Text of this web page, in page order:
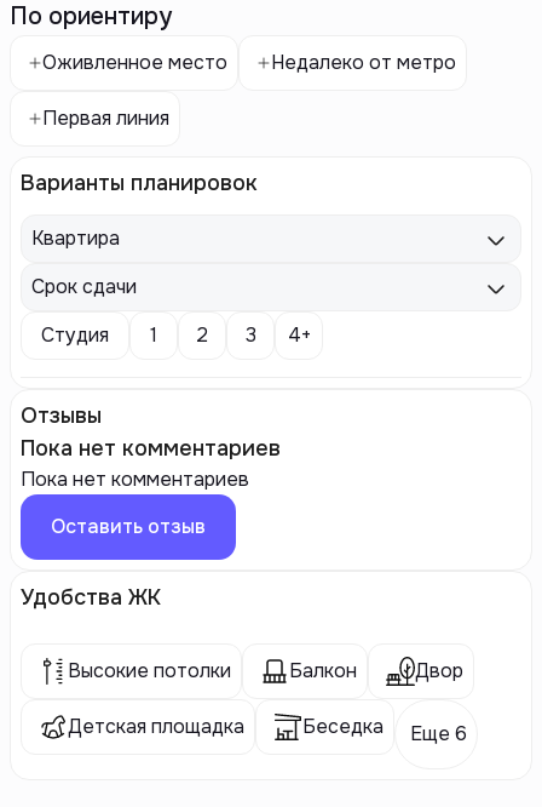
По ориентиру
Оживленное место Недалеко от метро
Первая линия
Варианты планировок
Квартира
Срок сдачи
Студия
1 2 3 4+
Отзывы
Пока нет комментариев
Пока нет комментариев
Оставить отзыв
Удобства ЖК
Высокие потолки Балкон Двор
Детская площадка Беседка Еще 6